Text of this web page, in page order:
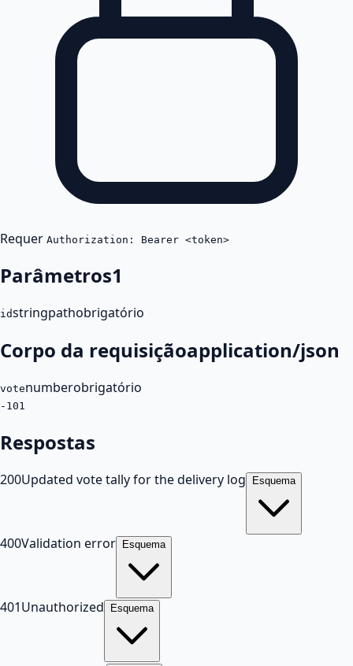
Requer Authorization: Bearer <token>
Parâmetros1
idstringpathobrigatório
Corpo da requisiçãoapplication/json
votenumberobrigatório
-101
Respostas
200Updated vote tally for the delivery log Esquema
400Validation error Esquema
401Unauthorized Esquema